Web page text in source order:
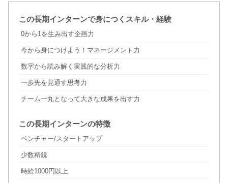
この長期インターンで身につくスキル・経験
0から1を生み出す企画力
今から身につけよう！マネージメント力
数字から読み解く実践的な分析力
一歩先を見通す思考力
チーム一丸となって大きな成果を出す力
この長期インターンの特徴
ベンチャー/スタートアップ
少数精鋭
時給1000円以上